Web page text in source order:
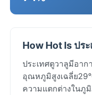
How Hot Is ปร
ประเทศตูวาลูมีอา
อุณหภูมิสูงเฉลี่ย
ความแตกต่างในภู